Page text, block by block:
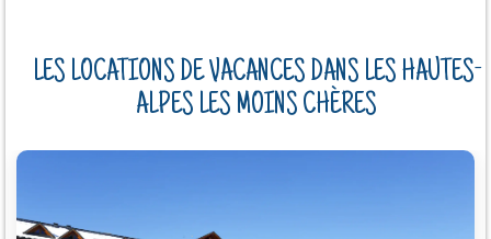
LES LOCATIONS DE VACANCES DANS LES HAUTES-
ALPES LES MOINS CHÈRES